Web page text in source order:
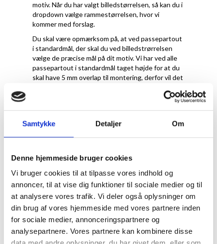
Samtykke Detaljer Om
Denne hjemmeside bruger cookies
Vi bruger cookies til at tilpasse vores indhold og
annoncer, til at vise dig funktioner til sociale medier og til
at analysere vores trafik. Vi deler også oplysninger om
din brug af vores hjemmeside med vores partnere inden
for sociale medier, annonceringspartnere og
analysepartnere. Vores partnere kan kombinere disse
motiv. Når du har valgt billedstørrelsen, så kan du i
dropdown vælge rammestørrelsen, hvor vi
kommer med forslag.
Du skal være opmærksom på, at ved passepartout
i standardmål, der skal du ved billedstrørrelsen
vælge de præcise mål på dit motiv. Vi har ved alle
passepartout i standardmål taget højde for at du
skal have 5 mm overlap til montering, derfor vil det
Hvilken farve